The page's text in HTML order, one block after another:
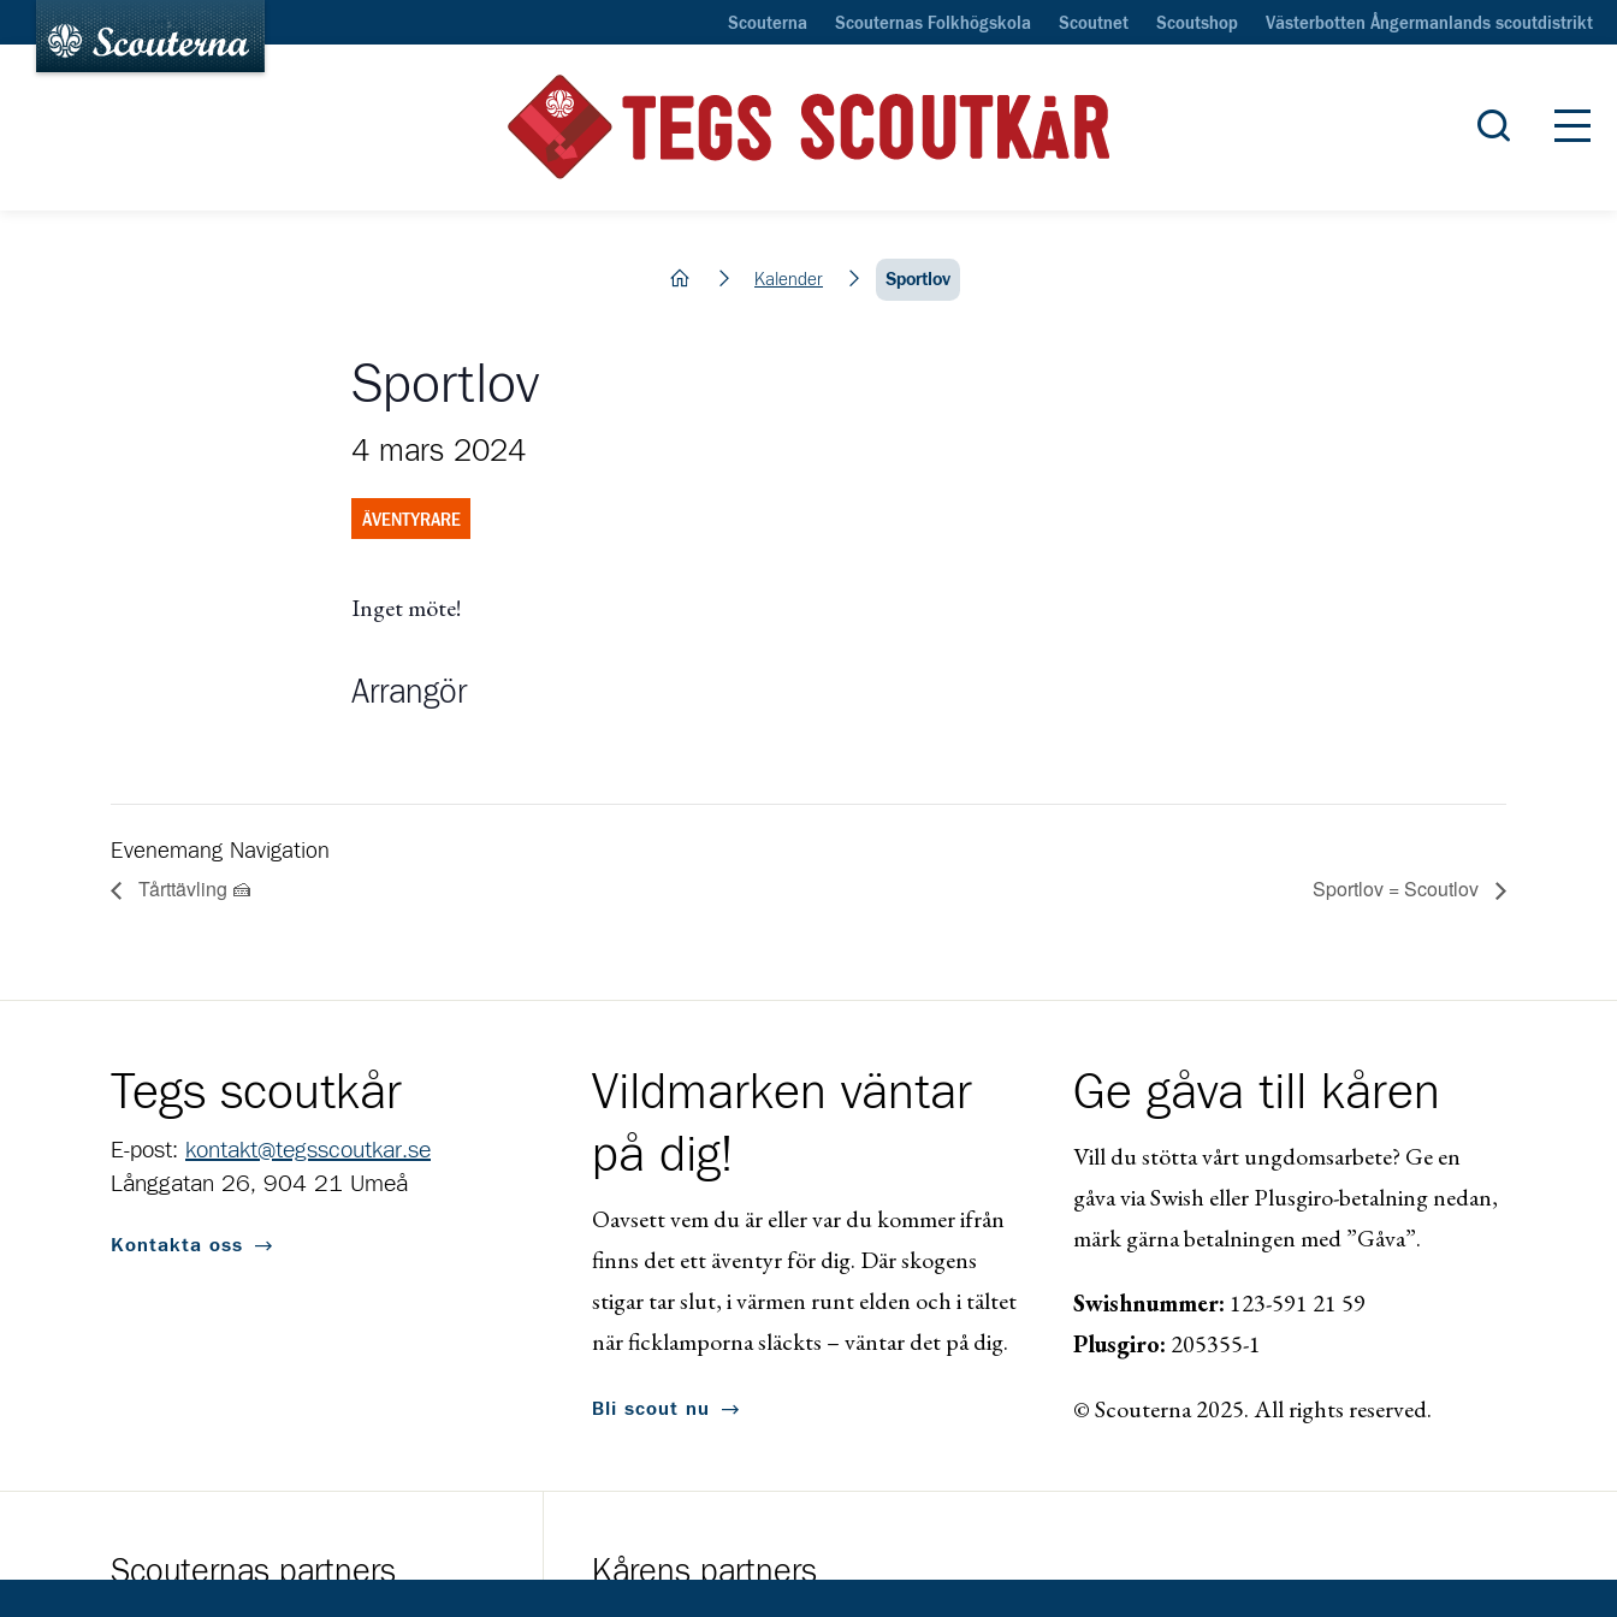
Scouterna Scouternas Folkhögskola Scoutnet Scoutshop Västerbotten Ångermanlands scoutdistrikt
Öppna
hem Kalender Sportlov
Sportlov
4 mars 2024
ÄVENTYRARE
Inget möte!
Arrangör
Evenemang Navigation
Tårttävling 🍰 Sportlov = Scoutlov
Tegs scoutkår
E-post: kontakt@tegsscoutkar.se
Långgatan 26, 904 21 Umeå
Kontakta oss
Vildmarken väntar
på dig!
Oavsett vem du är eller var du kommer ifrån
finns det ett äventyr för dig. Där skogens
stigar tar slut, i värmen runt elden och i tältet
när ficklamporna släckts – väntar det på dig.
Bli scout nu
Ge gåva till kåren
Vill du stötta vårt ungdomsarbete? Ge en
gåva via Swish eller Plusgiro-betalning nedan,
märk gärna betalningen med ”Gåva”.
Swishnummer: 123-591 21 59
Plusgiro: 205355-1
© Scouterna 2025. All rights reserved.
Scouternas partners Kårens partners